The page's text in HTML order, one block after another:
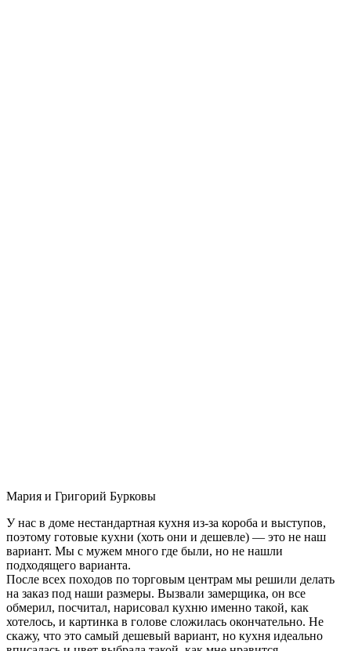
Мария и Григорий Бурковы
У нас в доме нестандартная кухня из-за короба и выступов,
поэтому готовые кухни (хоть они и дешевле) — это не наш
вариант. Мы с мужем много где были, но не нашли
подходящего варианта.
После всех походов по торговым центрам мы решили делать
на заказ под наши размеры. Вызвали замерщика, он все
обмерил, посчитал, нарисовал кухню именно такой, как
хотелось, и картинка в голове сложилась окончательно. Не
скажу, что это самый дешевый вариант, но кухня идеально